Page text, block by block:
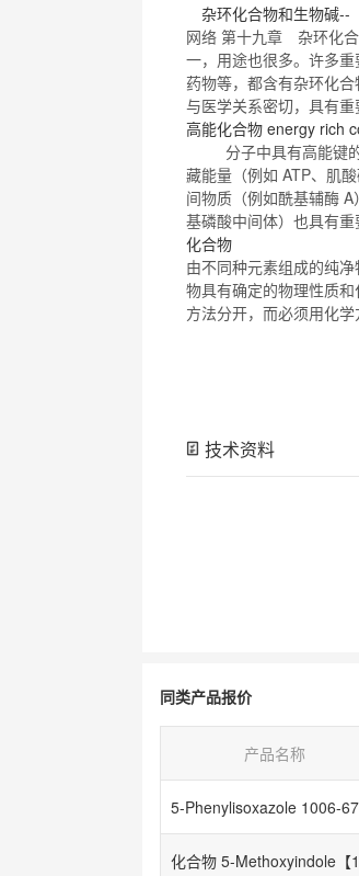
杂环化合物和生物碱
网络 第十九章 杂环化
一，用途也很多。许多
药物等，都含有杂环化合
与医学关系密切，具有重
高能化合物 energy rich
分子中具有高能键
藏能量（例如 ATP、肌
间物质（例如酰基辅酶
基磷酸中间体）也具有
化合物
由不同种元素组成的纯
物具有确定的物理性质和
方法分开，而必须用化
技术资料
同类产品报价
产品名称
5-Phenylisoxazole 1006-